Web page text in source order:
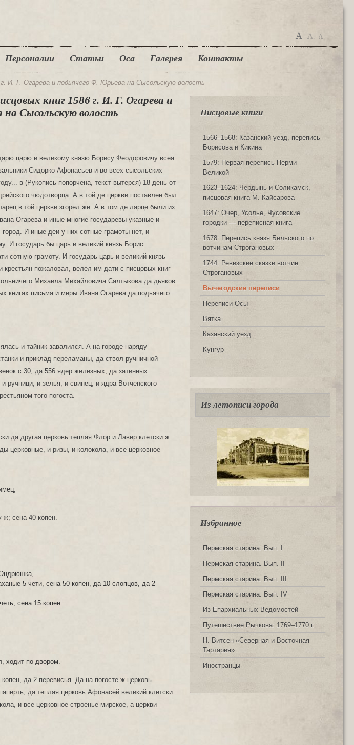
Персоналии Статьи Оса Галерея Контакты
И. Г. Огарева и подьячего Ф. Юрьева на Сысольскую волость
книг 1586 г. И. Г. Огарева и
Сысольскую волость
царю и великому князю Борису Феодоровичу всеа
Сидорко Афонасьев и во всех сысольских
в (Рукопись попорчена, текст вытерся) 18 день от
чюдотворца. А в той де церкви поставлен был
в той церкви згорел же. А в том де ларце были их
Огарева и иные многие государевы указные и
И иные деи у них сотные грамоты нет, и
И государь бы царь и великий князь Борис
сотную грамоту. И государь царь и великий князь
пожаловал, велел им дати с писцовых книг
Михаила Михайловича Салтыкова да дьяков
книгах письма и меры Ивана Огарева да подьячего
и тайник завалился. А на городе наряду
и приклад переламаны, да ствол ручничной
с 30, да 556 ядер железных, да затинных
ручници, и зелья, и свинец, и ядра Вотченского
того погоста.
да другая церковь теплая Флор и Лавер клетски ж.
церковные, и ризы, и колокола, и все церковное
ж; сена 40 копен.
5 чети, сена 50 копен, да 10 слопцов, да 2
сена 15 копен.
ходит по двором.
да 2 перевисья. Да на погосте ж церковь
да теплая церковь Афонасей великий клетски.
и все церковное строенье мирское, а церкви
Писцовые книги
1566‒1568: Казанский уезд, перепись
Борисова и Кикина
1579: Первая перепись Перми
Великой
1623‒1624: Чердынь и Соликамск,
писцовая книга М. Кайсарова
1647: Очер, Усолье, Чусовские
городки — переписная книга
1678: Перепись князя Бельского по
вотчинам Строгановых
1744: Ревизские сказки вотчин
Строгановых
Вычегодские переписи
Переписи Осы
Вятка
Казанский уезд
Кунгур
Из летописи города
Избранное
Пермская старина. Вып. I
Пермская старина. Вып. II
Пермская старина. Вып. III
Пермская старина. Вып. IV
Из Епархиальных Ведомостей
Путешествие Рычкова: 1769‒1770 г.
Н. Витсен «Северная и Восточная
Тартария»
Иностранцы